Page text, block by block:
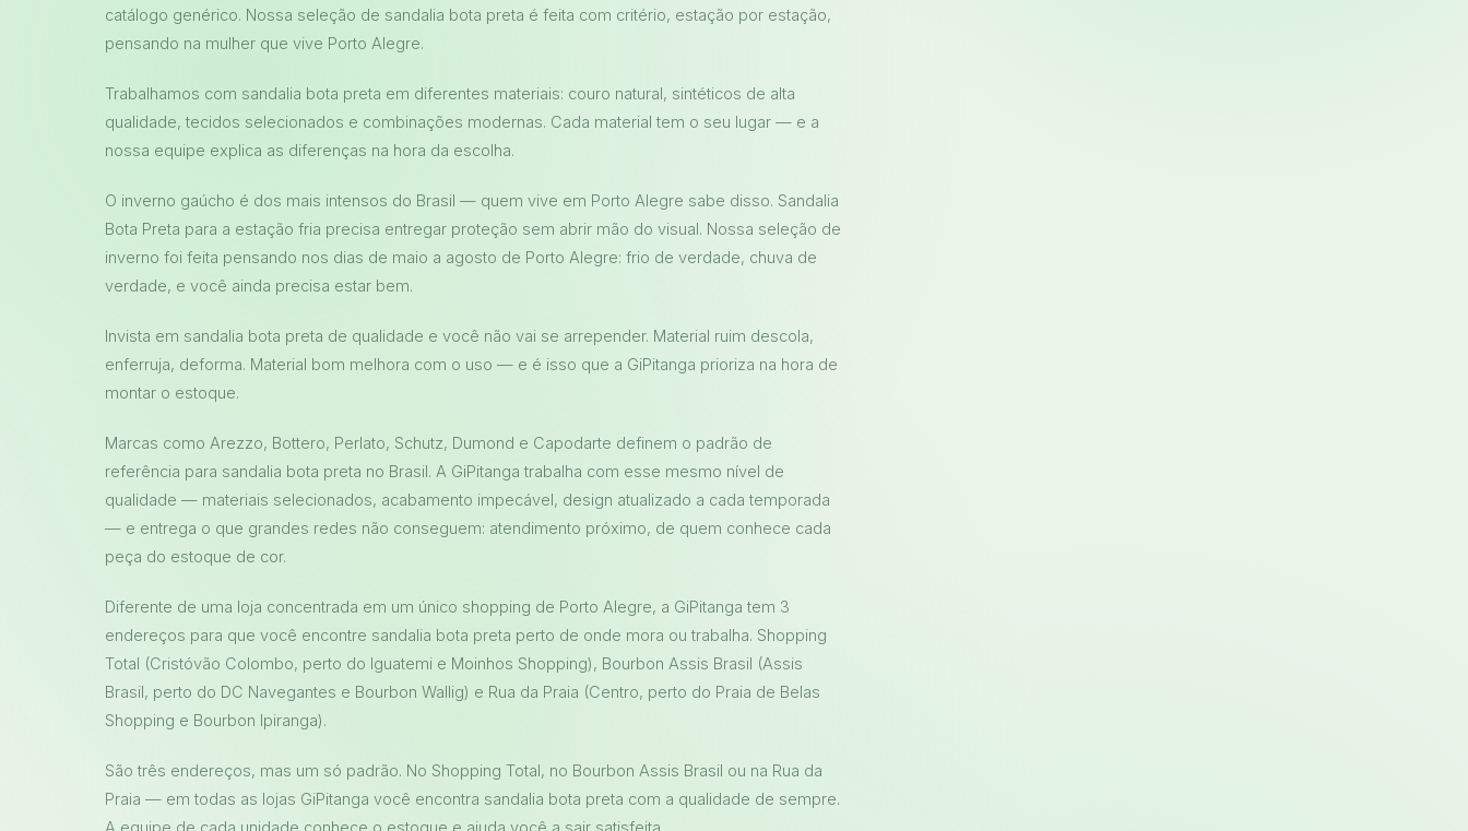
catálogo genérico. Nossa seleção de sandalia bota preta é feita com critério, estação por estação,
pensando na mulher que vive Porto Alegre.
Trabalhamos com sandalia bota preta em diferentes materiais: couro natural, sintéticos de alta
qualidade, tecidos selecionados e combinações modernas. Cada material tem o seu lugar — e a
nossa equipe explica as diferenças na hora da escolha.
O inverno gaúcho é dos mais intensos do Brasil — quem vive em Porto Alegre sabe disso. Sandalia
Bota Preta para a estação fria precisa entregar proteção sem abrir mão do visual. Nossa seleção de
inverno foi feita pensando nos dias de maio a agosto de Porto Alegre: frio de verdade, chuva de
verdade, e você ainda precisa estar bem.
Invista em sandalia bota preta de qualidade e você não vai se arrepender. Material ruim descola,
enferruja, deforma. Material bom melhora com o uso — e é isso que a GiPitanga prioriza na hora de
montar o estoque.
Marcas como Arezzo, Bottero, Perlato, Schutz, Dumond e Capodarte definem o padrão de
referência para sandalia bota preta no Brasil. A GiPitanga trabalha com esse mesmo nível de
qualidade — materiais selecionados, acabamento impecável, design atualizado a cada temporada
— e entrega o que grandes redes não conseguem: atendimento próximo, de quem conhece cada
peça do estoque de cor.
Diferente de uma loja concentrada em um único shopping de Porto Alegre, a GiPitanga tem 3
endereços para que você encontre sandalia bota preta perto de onde mora ou trabalha. Shopping
Total (Cristóvão Colombo, perto do Iguatemi e Moinhos Shopping), Bourbon Assis Brasil (Assis
Brasil, perto do DC Navegantes e Bourbon Wallig) e Rua da Praia (Centro, perto do Praia de Belas
Shopping e Bourbon Ipiranga).
São três endereços, mas um só padrão. No Shopping Total, no Bourbon Assis Brasil ou na Rua da
Praia — em todas as lojas GiPitanga você encontra sandalia bota preta com a qualidade de sempre.
A equipe de cada unidade conhece o estoque e ajuda você a sair satisfeita.